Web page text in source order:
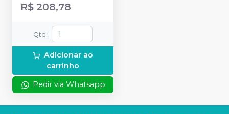
R$ 208,78
Qtd :
Adicionar ao
carrinho
Pedir via Whatsapp